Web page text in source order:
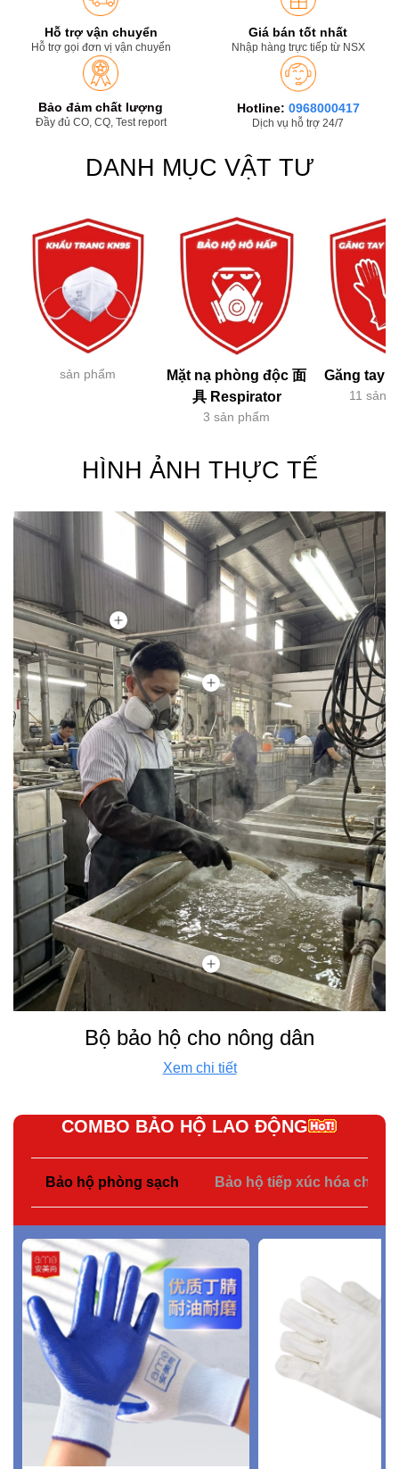
Hỗ trợ vận chuyển
Hỗ trợ gọi đơn vị vận chuyển
Giá bán tốt nhất
Nhập hàng trực tiếp từ NSX
Bảo đảm chất lượng
Đầy đủ CO, CQ, Test report
Hotline: 0968000417
Dịch vụ hỗ trợ 24/7
DANH MỤC VẬT TƯ
sản phẩm
Mặt nạ phòng độc 面
具 Respirator
3 sản phẩm
Găng tay
11 sản
HÌNH ẢNH THỰC TẾ
Bộ bảo hộ cho nông dân
Xem chi tiết
COMBO BẢO HỘ LAO ĐỘNG
Bảo hộ phòng sạch Bảo hộ tiếp xúc hóa chất